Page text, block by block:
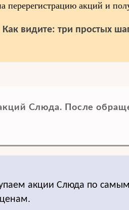
перерегистрацию акций и
Как видите: три простых
Слюда. После
акции Слюда по